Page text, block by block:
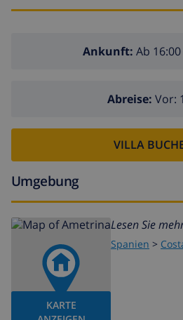
Ankunft: Ab
Abreise: Vor:
VILLA
Umgebung
KARTE
Lesen Sie
Spanien >